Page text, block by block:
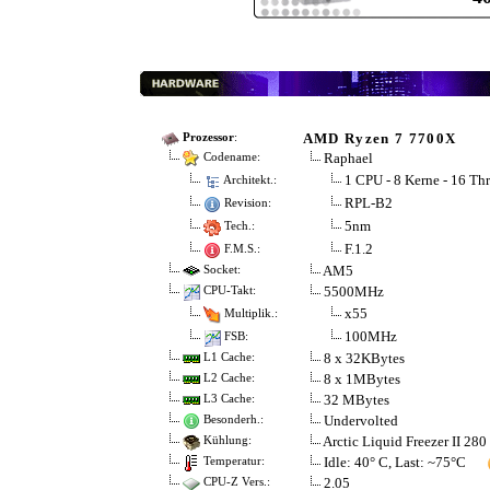
Prozessor: AMD Ryzen 7 7700X
Codename: Raphael
Architekt.: 1 CPU - 8 Kerne - 16
Revision: RPL-B2
Tech.: 5nm
F.M.S.: F.1.2
Socket: AM5
CPU-Takt: 5500MHz
Multiplik.: x55
FSB: 100MHz
L1 Cache: 8 x 32KBytes
L2 Cache: 8 x 1MBytes
L3 Cache: 32 MBytes
Besonderh.: Undervolted
Kühlung: Arctic Liquid Freezer II 280
Temperatur: Idle: 40° C, Last: ~75°C
CPU-Z Vers.: 2.05